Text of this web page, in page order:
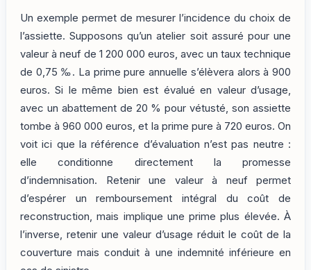
Un exemple permet de mesurer l’incidence du choix de
l’assiette. Supposons qu’un atelier soit assuré pour une
valeur à neuf de 1 200 000 euros, avec un taux technique
de 0,75 ‰. La prime pure annuelle s’élèvera alors à 900
euros. Si le même bien est évalué en valeur d’usage,
avec un abattement de 20 % pour vétusté, son assiette
tombe à 960 000 euros, et la prime pure à 720 euros. On
voit ici que la référence d’évaluation n’est pas neutre :
elle conditionne directement la promesse
d’indemnisation. Retenir une valeur à neuf permet
d’espérer un remboursement intégral du coût de
reconstruction, mais implique une prime plus élevée. À
l’inverse, retenir une valeur d’usage réduit le coût de la
couverture mais conduit à une indemnité inférieure en